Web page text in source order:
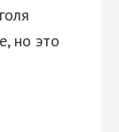
но это